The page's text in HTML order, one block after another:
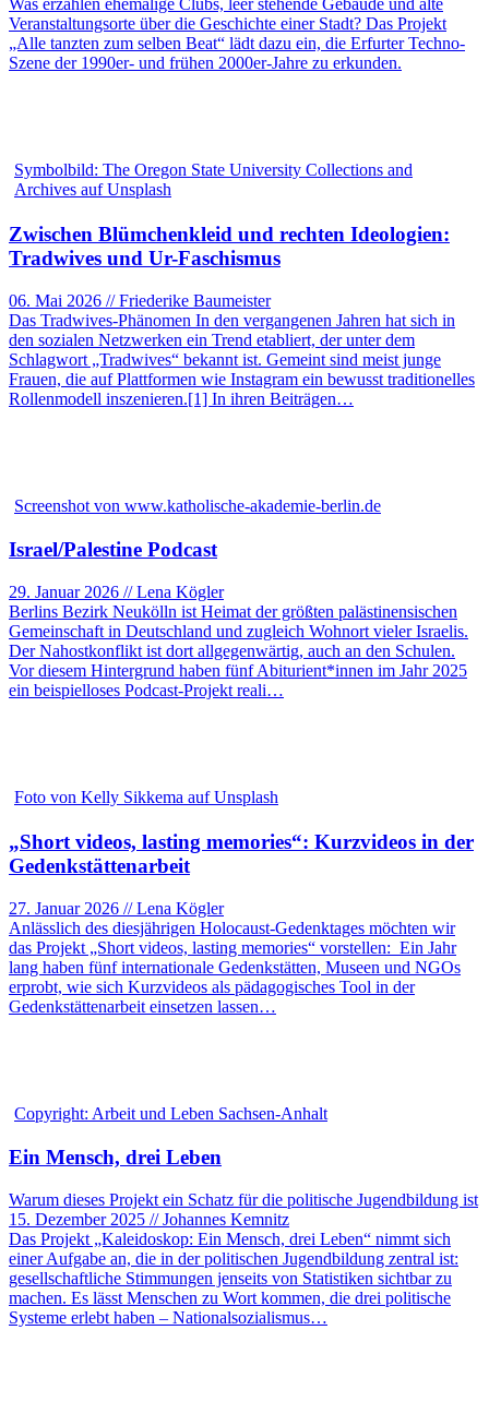
Was erzählen ehemalige Clubs, leer stehende Gebäude und alte
Veranstaltungsorte über die Geschichte einer Stadt? Das Projekt
„Alle tanzten zum selben Beat“ lädt dazu ein, die Erfurter Techno-
Szene der 1990er- und frühen 2000er-Jahre zu erkunden.
Symbolbild: The Oregon State University Collections and
Archives auf Unsplash
Zwischen Blümchenkleid und rechten Ideologien:
Tradwives und Ur-Faschismus
06. Mai 2026 // Friederike Baumeister
Das Tradwives-Phänomen In den vergangenen Jahren hat sich in
den sozialen Netzwerken ein Trend etabliert, der unter dem
Schlagwort „Tradwives“ bekannt ist. Gemeint sind meist junge
Frauen, die auf Plattformen wie Instagram ein bewusst traditionelles
Rollenmodell inszenieren.[1] In ihren Beiträgen…
Screenshot von www.katholische-akademie-berlin.de
Israel/Palestine Podcast
29. Januar 2026 // Lena Kögler
Berlins Bezirk Neukölln ist Heimat der größten palästinensischen
Gemeinschaft in Deutschland und zugleich Wohnort vieler Israelis.
Der Nahostkonflikt ist dort allgegenwärtig, auch an den Schulen.
Vor diesem Hintergrund haben fünf Abiturient*innen im Jahr 2025
ein beispielloses Podcast-Projekt reali…
Foto von Kelly Sikkema auf Unsplash
„Short videos, lasting memories“: Kurzvideos in der
Gedenkstättenarbeit
27. Januar 2026 // Lena Kögler
Anlässlich des diesjährigen Holocaust-Gedenktages möchten wir
das Projekt „Short videos, lasting memories“ vorstellen: Ein Jahr
lang haben fünf internationale Gedenkstätten, Museen und NGOs
erprobt, wie sich Kurzvideos als pädagogisches Tool in der
Gedenkstättenarbeit einsetzen lassen…
Copyright: Arbeit und Leben Sachsen-Anhalt
Ein Mensch, drei Leben
Warum dieses Projekt ein Schatz für die politische Jugendbildung ist
15. Dezember 2025 // Johannes Kemnitz
Das Projekt „Kaleidoskop: Ein Mensch, drei Leben“ nimmt sich
einer Aufgabe an, die in der politischen Jugendbildung zentral ist:
gesellschaftliche Stimmungen jenseits von Statistiken sichtbar zu
machen. Es lässt Menschen zu Wort kommen, die drei politische
Systeme erlebt haben – Nationalsozialismus…